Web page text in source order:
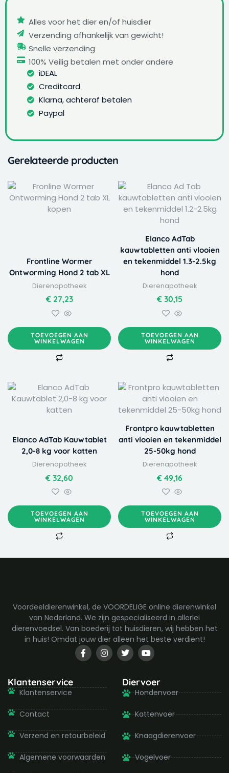
Alles voor het dier en/of huisdier
Verzending afhankelijk van gewicht!
Snelle verzending
100% Veilig betalen met onder andere
iDEAL
Creditcard
Klarna, achteraf betalen
Paypal
Gerelateerde producten
Frontline Wormer
Ontworming Hond 2 tab XL
Dierenapotheek
€27,23
TOEVOEGEN AAN
WINKELWAGEN
Elanco AdTab
kauwtabletten anti vlooien
en tekenmiddel 1.3-2.5kg
hond
Dierenapotheek
€ 30,15
TOEVOEGEN AAN
WINKELWAGEN
Elanco AdTab Kauwtablet
2,0-8 kg voor katten
Dierenapotheek
€ 32,60
TOEVOEGEN AAN
WINKELWAGEN
Frontpro kauwtabletten
anti vlooien en tekenmiddel
25-50kg hond
Dierenapotheek
€ 49,16
TOEVOEGEN AAN
WINKELWAGEN
Voordeeldierenwinkel, de VOORDELIGE online dierenwinkel
van Nederland. We zijn gespecialiseerd in allerlei
dierenvoedsel. Van boederij tot huisdieren, wij hebben het
in huis! Omdat jouw dier alleen het beste verdient!
F
a
c
o
I
n
s
g
T
w
i
t
e
r
Y
o
u
u
b
e
Klantenservice
Klantenservice
Contact
Verzend en retourbeleid
Algemene voorwaarden
Diervoer
Hondenvoer
Kattenvoer
Knaagdierenvoer
Vogelvoer